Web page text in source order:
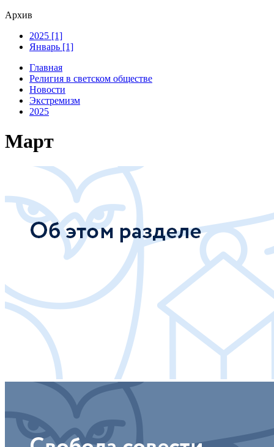
Архив
2025 [1]
Январь [1]
Главная
Религия в светском обществе
Новости
Экстремизм
2025
Март